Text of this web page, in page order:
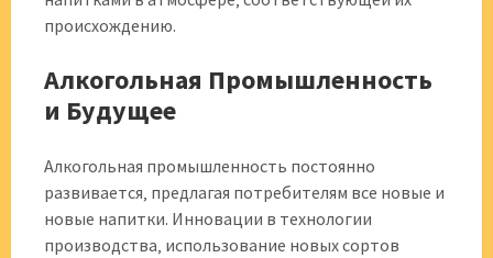
происхождению.
Алкогольная Промышленность
и Будущее
Алкогольная промышленность постоянно
развивается‚ предлагая потребителям все новые и
новые напитки. Инновации в технологии
производства‚ использование новых сортов